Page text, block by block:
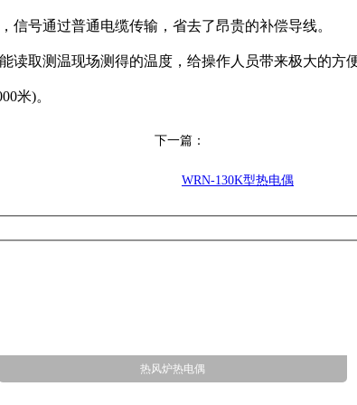
信号通过普通电缆传输，省去了昂贵的补偿导线。
读取测温现场测得的温度，给操作人员带来极大的方便
米)。
下一篇：
WRN-130K型热电偶
热风炉热电偶